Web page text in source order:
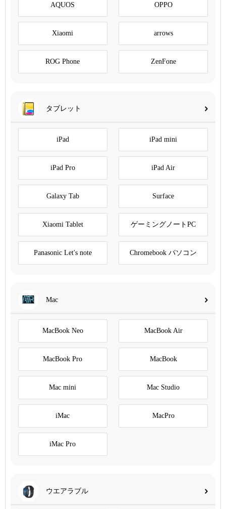
AQUOS OPPO
Xiaomi arrows
ROG Phone ZenFone
タブレット
iPad iPad mini
iPad Pro iPad Air
Galaxy Tab Surface
Xiaomi Tablet ゲーミングノートPC
Panasonic Let's note Chromebook パソコン
Mac
MacBook Neo MacBook Air
MacBook Pro MacBook
Mac mini Mac Studio
iMac MacPro
iMac Pro
ウエアラブル